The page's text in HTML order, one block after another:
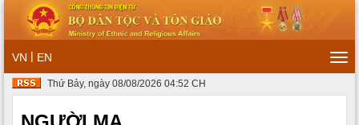
VN | EN
Thứ Bảy, ngày 08/08/2026 04:52 CH